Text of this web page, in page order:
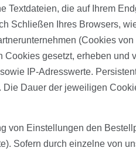
Textdateien, die auf Ihrem
Schließen Ihres Browsers,
(Cookies
gesetzt, erheben
IP-Adresswerte.
Dauer der jeweiligen
von Einstellungen den
Sofern durch einzelne von